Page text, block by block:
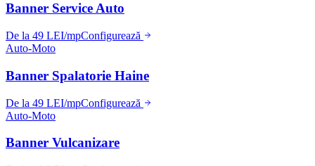
Banner Service Auto
De la 49 LEI/mpConfigurează
Auto-Moto
Banner Spalatorie Haine
De la 49 LEI/mpConfigurează
Auto-Moto
Banner Vulcanizare